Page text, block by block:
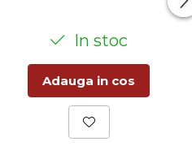
In stoc
Adauga in cos